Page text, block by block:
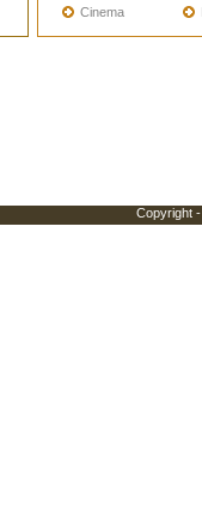
Cinema
Copyright -